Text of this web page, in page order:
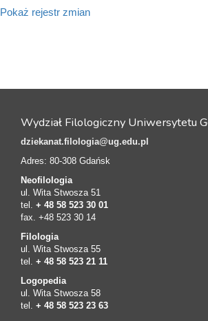
Pokaż rejestr zmian
Wydział Filologiczny Uniwersytetu
dziekanat.filologia@ug.edu.pl
Adres: 80-308 Gdańsk
Neofilologia
ul. Wita Stwosza 51
tel. + 48 58 523 30 01
fax. +48 523 30 14
Filologia
ul. Wita Stwosza 55
tel. + 48 58 523 21 11
Logopedia
ul. Wita Stwosza 58
tel. + 48 58 523 23 63